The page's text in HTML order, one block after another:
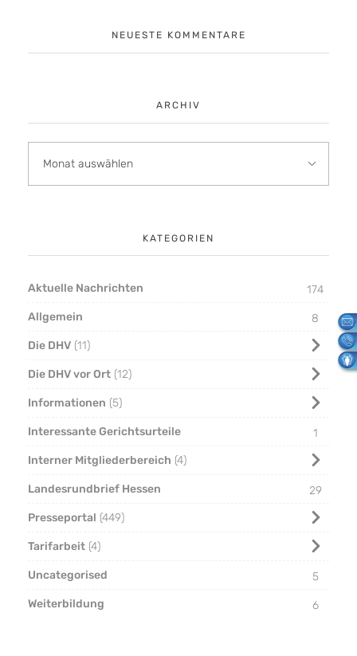
NEUESTE KOMMENTARE
ARCHIV
KATEGORIEN
Aktuelle Nachrichten
174
Allgemein
8
Die DHV 11
Die DHV vor Ort 12
Informationen 5
Interessante Gerichtsurteile
1
Interner Mitgliederbereich 4
Landesrundbrief Hessen
29
Presseportal 449
Tarifarbeit 4
Uncategorised
5
Weiterbildung
6